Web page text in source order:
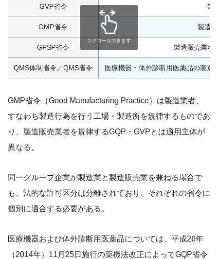
GVP省令 製
GMP省令 製造
GPSP省令 製造販売業者
QMS体制省令／QMS省令 医療機器・体外診断用医薬品の製造
スクロールできます
GMP省令（Good Manufacturing Practice）は製造業者、
すなわち製造行為を行う工場・製造所を規律するものであ
り、製造販売業者を規律するGQP・GVPとは適用主体が
異なる。
同一グループ企業が製造業と製造販売業を兼ねる場合で
も、法的な許可区分は分離されており、それぞれの省令に
個別に適合する必要がある。
医療機器および体外診断用医薬品については、平成26年
（2014年）11月25日施行の薬機法改正によってGQP省令